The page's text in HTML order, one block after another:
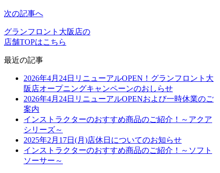
次の記事へ
グランフロント大阪店の
店舗TOPはこちら
最近の記事
2026年4月24日リニューアルOPEN！グランフロント大
阪店オープニングキャンペーンのおしらせ
2026年4月24日リニューアルOPENおよび一時休業のご
案内
インストラクターのおすすめ商品のご紹介！～アクア
シリーズ～
2025年2月17日(月)店休日についてのお知らせ
インストラクターのおすすめ商品のご紹介！～ソフト
ソーサー～